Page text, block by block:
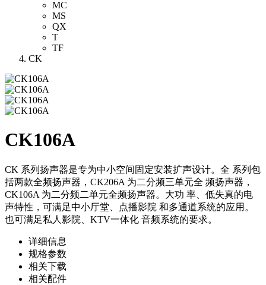
MC
MS
QX
T
TF
CK
CK106A
CK 系列扬声器是专为中小空间固定安装扩声设计。全 系列包
括两款全频扬声器，CK206A 为二分频三单元全 频扬声器，
CK106A 为二分频二单元全频扬声器。大功 率、低失真的电
声特性，可满足中小厅堂、点播影院 和多通道系统的应用。
也可满足私人影院、KTV一体化 音频系统的要求。
详细信息
规格参数
相关下载
相关配件